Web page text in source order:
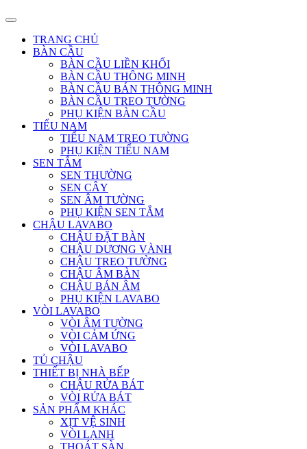
TRANG CHỦ
BÀN CẦU
BÀN CẦU LIỀN KHỐI
BÀN CẦU THÔNG MINH
BÀN CẦU BÁN THÔNG MINH
BÀN CẦU TREO TƯỜNG
PHỤ KIỆN BÀN CẦU
TIỂU NAM
TIỂU NAM TREO TƯỜNG
PHỤ KIỆN TIỂU NAM
SEN TẮM
SEN THƯỜNG
SEN CÂY
SEN ÂM TƯỜNG
PHỤ KIỆN SEN TẮM
CHẬU LAVABO
CHẬU ĐẶT BÀN
CHẬU DƯƠNG VÀNH
CHẬU TREO TƯỜNG
CHẬU ÂM BÀN
CHẬU BÁN ÂM
PHỤ KIỆN LAVABO
VÒI LAVABO
VÒI ÂM TƯỜNG
VÒI CẢM ỨNG
VÒI LAVABO
TỦ CHẬU
THIẾT BỊ NHÀ BẾP
CHẬU RỬA BÁT
VÒI RỬA BÁT
SẢN PHẨM KHÁC
XỊT VỆ SINH
VÒI LẠNH
THOÁT SÀN